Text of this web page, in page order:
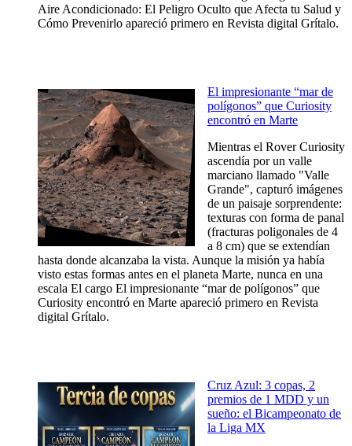
Aire Acondicionado: El Peligro Oculto que Afecta tu Salud y
Cómo Prevenirlo apareció primero en Revista digital Grítalo.
El impresionante “mar de
polígonos” que Curiosity
encontró en Marte
Mientras el Rover Curiosity
ascendía por un valle
marciano llamado "Valle
Grande", capturó imágenes
de un paisaje sorprendente:
texturas con forma de panal
(fracturas poligonales de 4
a 8 cm) que se extendían
hasta donde alcanzaba la vista. Aunque la misión ya había
visto estas formas antes en el planeta Marte, nunca en una
escala El cargo El impresionante “mar de polígonos” que
Curiosity encontró en Marte apareció primero en Revista
digital Grítalo.
Cruz Azul: 3 copas, 2
premios de 1 MDD y un
sueño: el Bicampeonato de
la Liga MX